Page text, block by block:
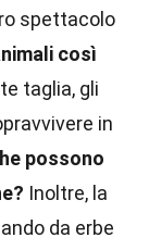
spettacolo
così
taglia, gli
in
possono
Inoltre, la
da erbe